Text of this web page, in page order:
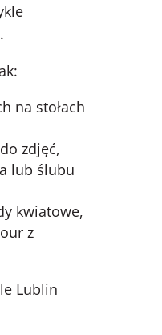
na stołach
zdjęć,
lub ślubu
kwiatowe,
z